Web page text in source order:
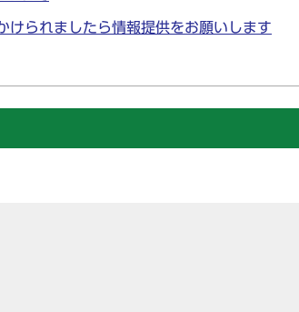
けられましたら情報提供をお願いします